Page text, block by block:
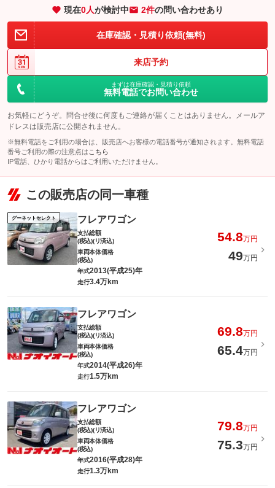
現在0人が検討中 2件の問い合わせあり
在庫確認・見積り依頼(無料)
来店予約
まずは在庫確認・見積り依頼
無料電話でお問い合わせ
お気軽にどうぞ。問合せ後に何度もご連絡が届くことはありません。メールア
ドレスは販売店に公開されません。
※無料電話をご利用の場合は、販売店へお客様の電話番号が通知されます。無料電話
番号ご利用の際の注意点は こちら
IP電話、ひかり電話からはご利用いただけません。
この販売店の同一車種
グーネットセレクト フレアワゴン
支払総額
(税込)(リ済込)
54.8万円
車両本体価格
(税込)
49万円
年式2013(平成25)年
走行3.4万km
フレアワゴン
支払総額
(税込)(リ済込)
69.8万円
車両本体価格
(税込)
65.4万円
年式2014(平成26)年
走行1.5万km
フレアワゴン
支払総額
(税込)(リ済込)
79.8万円
車両本体価格
(税込)
75.3万円
年式2016(平成28)年
走行1.3万km